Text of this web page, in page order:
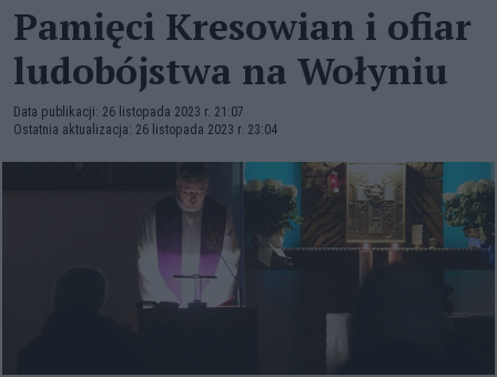
Pamięci Kresowian i ofiar
ludobójstwa na Wołyniu
Data publikacji: 26 listopada 2023 r. 21:07
Ostatnia aktualizacja: 26 listopada 2023 r. 23:04